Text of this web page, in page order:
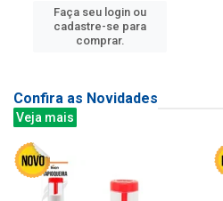
Faça seu login ou
cadastre-se para
comprar.
Confira as Novidades
Veja mais